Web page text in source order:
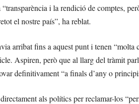
“transparència i la rendició de comptes,
el nostre país”, ha reblat.
arribat fins a aquest punt i tenen
Aspiren, però que al llarg del tràmit
definitivament “a finals d’any o
als polítics per reclamar-los